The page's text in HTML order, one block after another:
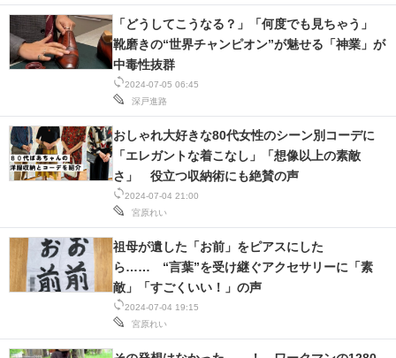
2024-07-05 06:45
深戸進路
「どうしてこうなる？」「何度でも見ちゃう」
靴磨きの“世界チャンピオン”が魅せる「神業」が
中毒性抜群
2024-07-04 21:00
宮原れい
おしゃれ大好きな80代女性のシーン別コーデに
「エレガントな着こなし」「想像以上の素敵
さ」 役立つ収納術にも絶賛の声
2024-07-04 19:15
宮原れい
祖母が遺した「お前」をピアスにした
ら…… “言葉”を受け継ぐアクセサリーに「素
敵」「すごくいい！」の声